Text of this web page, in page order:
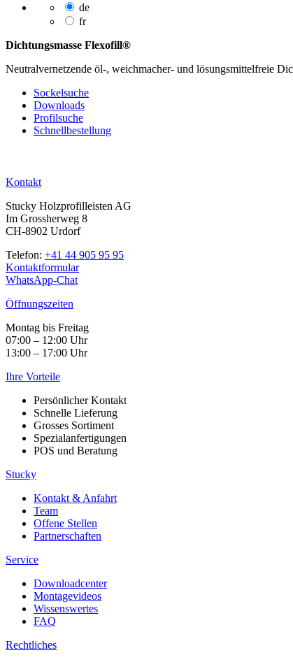
de
fr
Dichtungsmasse Flexofill®
Neutralvernetzende öl-, weichmacher- und lösungsmittelfreie
Sockelsuche
Downloads
Profilsuche
Schnellbestellung
Kontakt
Stucky Holzprofilleisten AG
Im Grossherweg 8
CH-8902 Urdorf
Telefon: +41 44 905 95 95
Kontaktformular
WhatsApp-Chat
Öffnungszeiten
Montag bis Freitag
07:00 – 12:00 Uhr
13:00 – 17:00 Uhr
Ihre Vorteile
Persönlicher Kontakt
Schnelle Lieferung
Grosses Sortiment
Spezialanfertigungen
POS und Beratung
Stucky
Kontakt & Anfahrt
Team
Offene Stellen
Partnerschaften
Service
Downloadcenter
Montagevideos
Wissenswertes
FAQ
Rechtliches